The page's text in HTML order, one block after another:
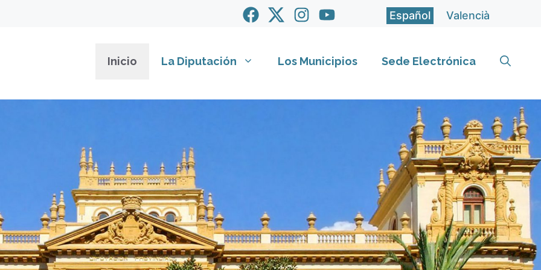
Español Valencià
Inicio La Diputación Los Municipios Sede Electrónica